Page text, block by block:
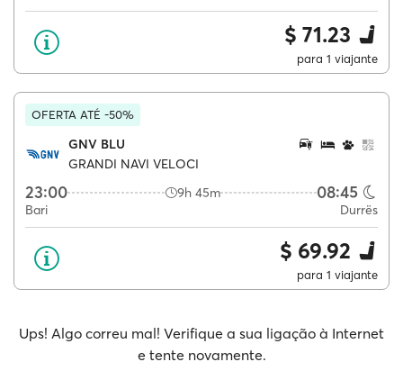
$ 71.23
para 1 viajante
OFERTA ATÉ -50%
GNV BLU
GRANDI NAVI VELOCI
23:00 9h 45m 08:45
Bari Durrës
$ 69.92
para 1 viajante
Ups! Algo correu mal! Verifique a sua ligação à Internet
e tente novamente.